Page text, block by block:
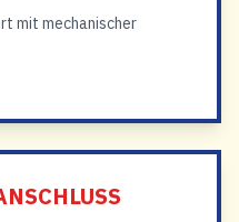
mit mechanischer